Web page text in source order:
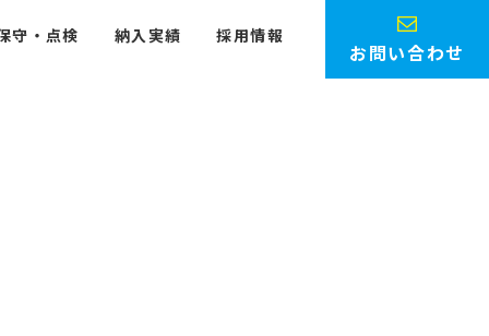
守・点検 納入実績 採用情報
お問い合わせ